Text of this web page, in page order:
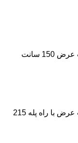
245 سانت عرض با راه پله 215